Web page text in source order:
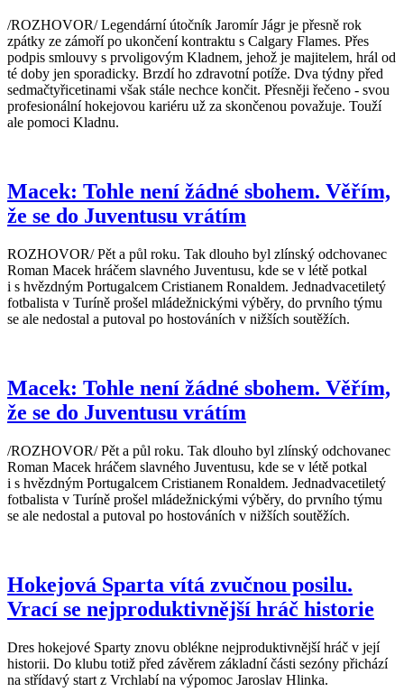
/ROZHOVOR/ Legendární útočník Jaromír Jágr je přesně rok
zpátky ze zámoří po ukončení kontraktu s Calgary Flames. Přes
podpis smlouvy s prvoligovým Kladnem, jehož je majitelem, hrál od
té doby jen sporadicky. Brzdí ho zdravotní potíže. Dva týdny před
sedmačtyřicetinami však stále nechce končit. Přesněji řečeno - svou
profesionální hokejovou kariéru už za skončenou považuje. Touží
ale pomoci Kladnu.
Macek: Tohle není žádné sbohem. Věřím,
že se do Juventusu vrátím
ROZHOVOR/ Pět a půl roku. Tak dlouho byl zlínský odchovanec
Roman Macek hráčem slavného Juventusu, kde se v létě potkal
i s hvězdným Portugalcem Cristianem Ronaldem. Jednadvacetiletý
fotbalista v Turíně prošel mládežnickými výběry, do prvního týmu
se ale nedostal a putoval po hostováních v nižších soutěžích.
Macek: Tohle není žádné sbohem. Věřím,
že se do Juventusu vrátím
/ROZHOVOR/ Pět a půl roku. Tak dlouho byl zlínský odchovanec
Roman Macek hráčem slavného Juventusu, kde se v létě potkal
i s hvězdným Portugalcem Cristianem Ronaldem. Jednadvacetiletý
fotbalista v Turíně prošel mládežnickými výběry, do prvního týmu
se ale nedostal a putoval po hostováních v nižších soutěžích.
Hokejová Sparta vítá zvučnou posilu.
Vrací se nejproduktivnější hráč historie
Dres hokejové Sparty znovu oblékne nejproduktivnější hráč v její
historii. Do klubu totiž před závěrem základní části sezóny přichází
na střídavý start z Vrchlabí na výpomoc Jaroslav Hlinka.